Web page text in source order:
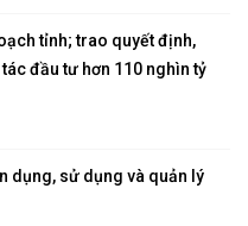
tỉnh; trao quyết định,
đầu tư hơn 110 nghìn tỷ
dụng, sử dụng và quản lý